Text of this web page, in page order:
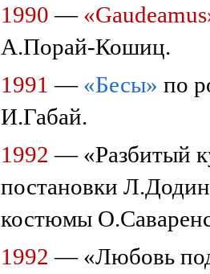
1990 —
А.Порай-Кошиц.
1991 — «Бесы» по
И.Габай.
1992 — «Разбитый
постановки
костюмы
1992 — «Любовь